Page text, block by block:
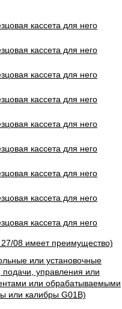
08 имеет преимущество)
или установочные
управления или
или обрабатываемыми
или калибры G01B)